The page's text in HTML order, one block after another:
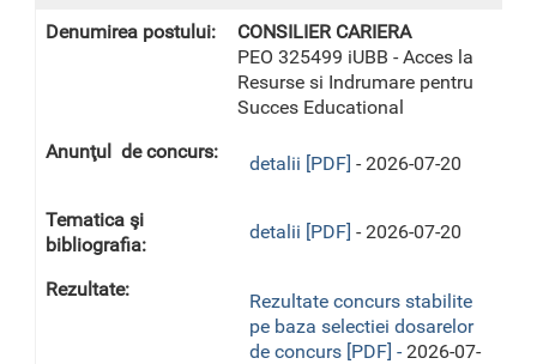
CONSILIER CARIERA
PEO 325499 iUBB - Acces la
Resurse si Indrumare pentru
Succes Educational
detalii [PDF] - 2026-07-20
detalii [PDF] - 2026-07-20
Rezultate concurs stabilite
pe baza selectiei dosarelor
de concurs [PDF] - 2026-07-